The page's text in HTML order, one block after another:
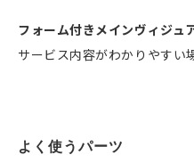
フォーム付きメインヴィジュ
サービス内容がわかりやすい
よく使うパーツ